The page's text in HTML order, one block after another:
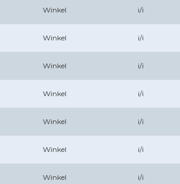
Winkel i/i
Winkel i/i
Winkel i/i
Winkel i/i
Winkel i/i
Winkel i/i
Winkel i/i